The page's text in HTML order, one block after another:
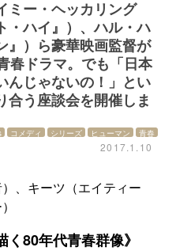
ミー・ヘッカリング
・ハイ』）、ハル・ハ
』）ら豪華映画監督が
春ドラマ。でも「日本
んじゃないの！」とい
合う座談会を開催しま
コメディ シリーズ ヒューマン 青春
2017.1.10
、キーツ（エイティー
く80年代青春群像》